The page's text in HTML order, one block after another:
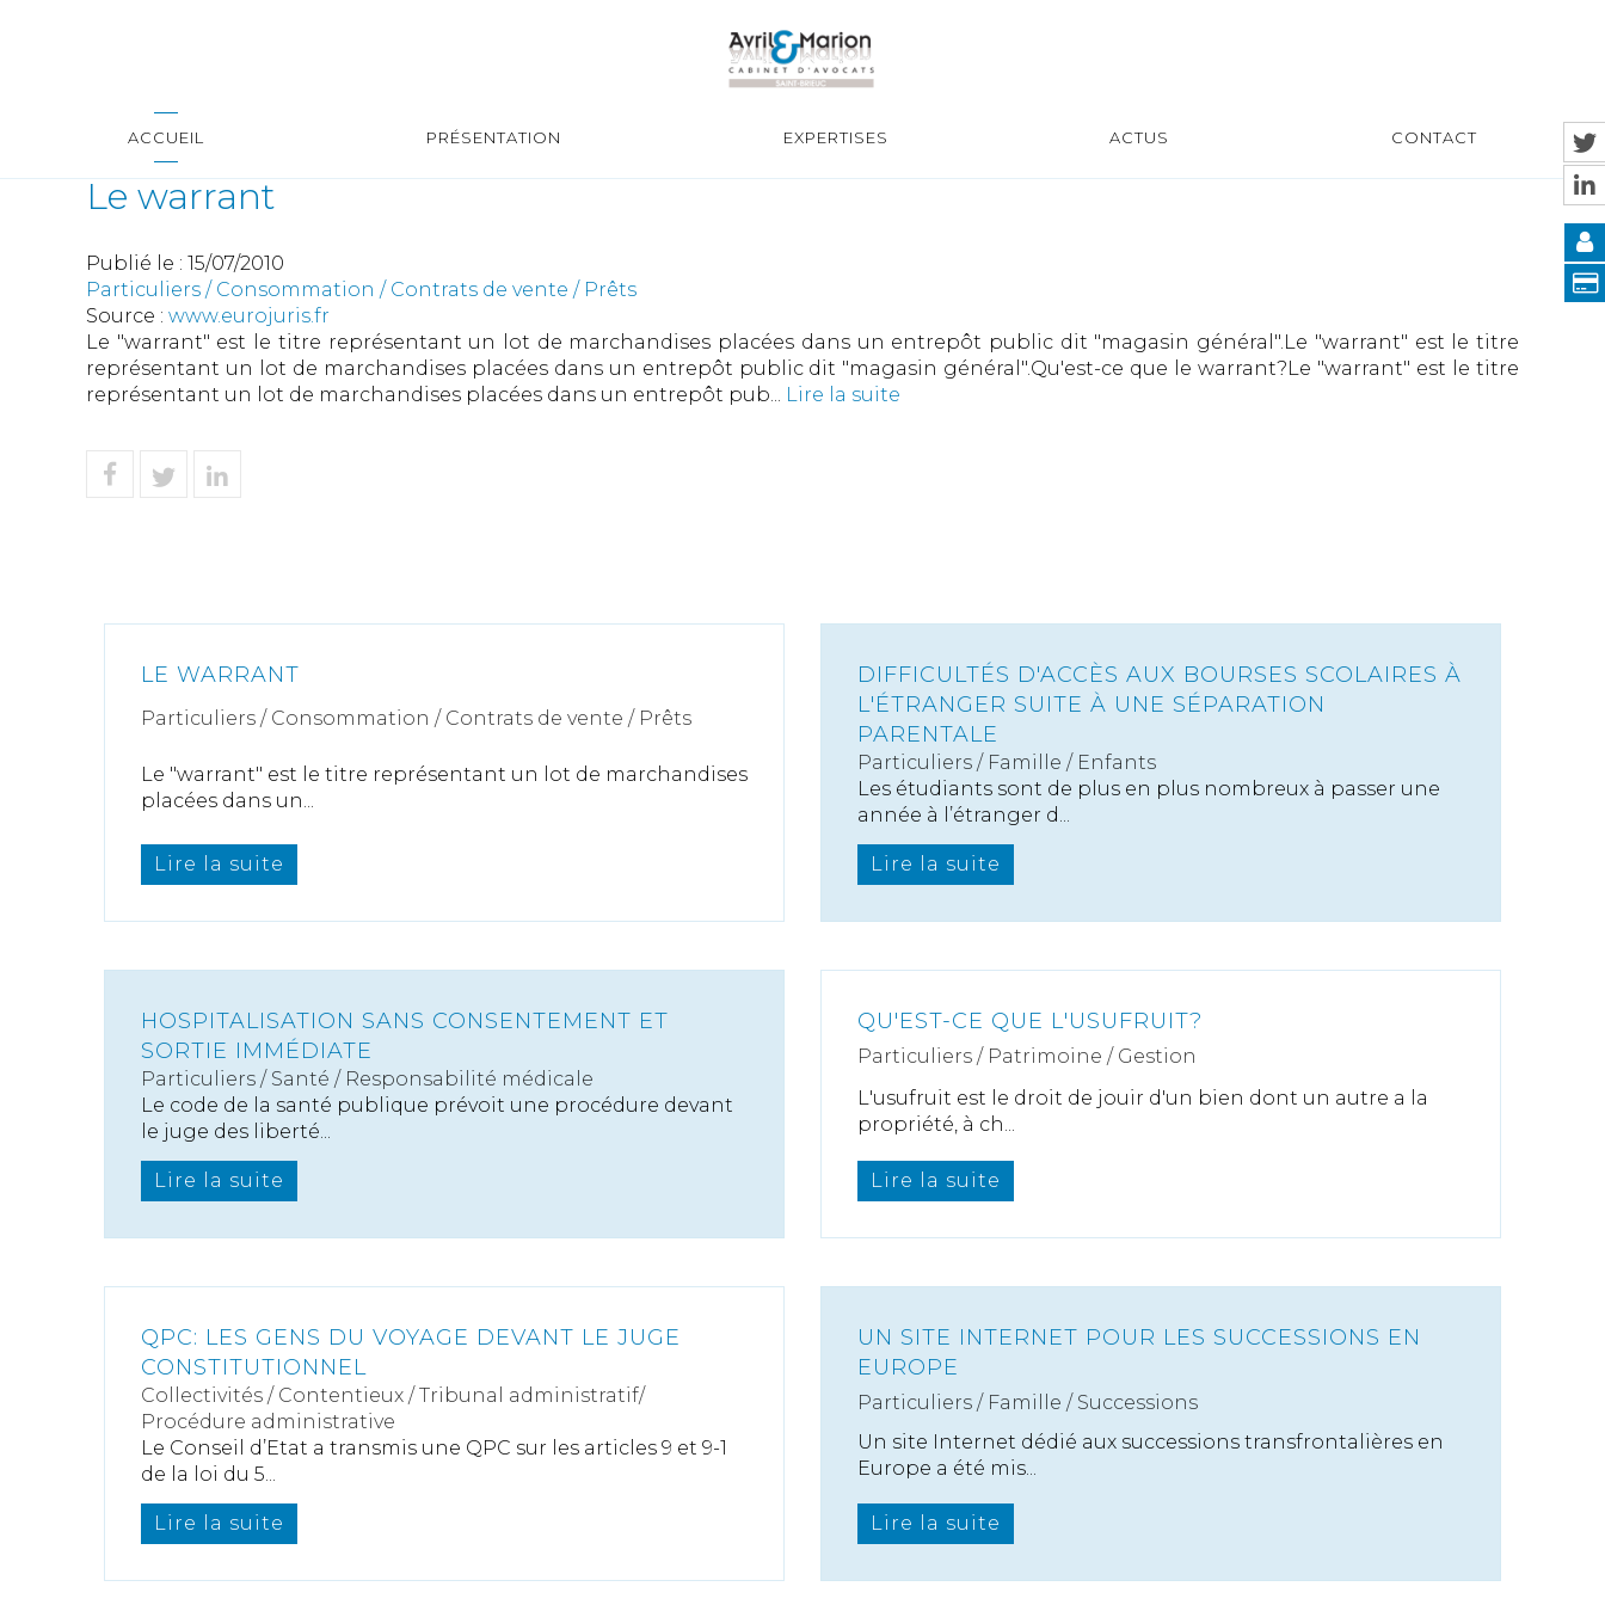
ACCUEIL PRÉSENTATION EXPERTISES ACTUS CONTACT
Le warrant
Publié le : 15/07/2010
Particuliers / Consommation / Contrats de vente / Prêts
Source : www.eurojuris.fr
Le "warrant" est le titre représentant un lot de marchandises placées dans un entrepôt public dit "magasin général".Le "warrant" est le titre
représentant un lot de marchandises placées dans un entrepôt public dit "magasin général".Qu'est-ce que le warrant?Le "warrant" est le titre
représentant un lot de marchandises placées dans un entrepôt pub... Lire la suite
LE WARRANT
Particuliers / Consommation / Contrats de vente / Prêts
Le "warrant" est le titre représentant un lot de marchandises
placées dans un...
Lire la suite
DIFFICULTÉS D'ACCÈS AUX BOURSES SCOLAIRES À
L'ÉTRANGER SUITE À UNE SÉPARATION
PARENTALE
Particuliers / Famille / Enfants
Les étudiants sont de plus en plus nombreux à passer une
année à l’étranger d...
Lire la suite
HOSPITALISATION SANS CONSENTEMENT ET
SORTIE IMMÉDIATE
Particuliers / Santé / Responsabilité médicale
Le code de la santé publique prévoit une procédure devant
le juge des liberté...
Lire la suite
QU'EST-CE QUE L'USUFRUIT?
Particuliers / Patrimoine / Gestion
L'usufruit est le droit de jouir d'un bien dont un autre a la
propriété, à ch...
Lire la suite
QPC: LES GENS DU VOYAGE DEVANT LE JUGE
CONSTITUTIONNEL
Collectivités / Contentieux /Tribunal administratif/
Procédure administrative
Le Conseil d’Etat a transmis une QPC sur les articles 9 et 9-1
de la loi du 5...
Lire la suite
UN SITE INTERNET POUR LES SUCCESSIONS EN
EUROPE
Particuliers / Famille / Successions
Un site Internet dédié aux successions transfrontalières en
Europe a été mis...
Lire la suite